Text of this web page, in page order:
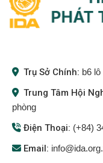
Trụ Sở Chính: b6
Trung Tâm Hội
phòng
Điện Thoại: (+84)
Email: